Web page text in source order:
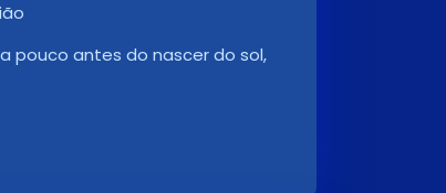
pouco antes do nascer do sol,